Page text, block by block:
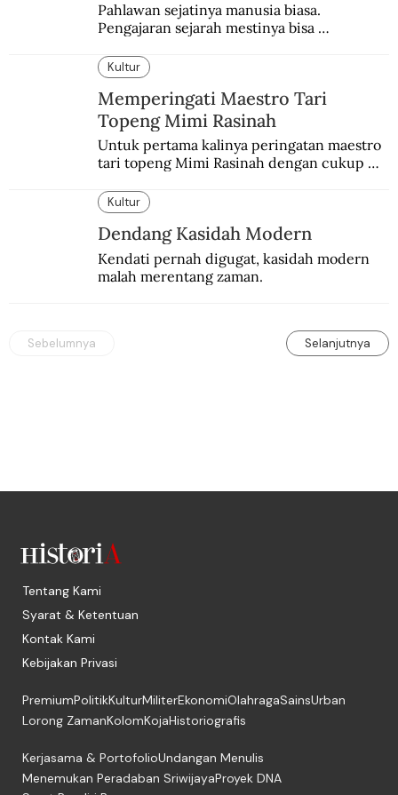
Pahlawan sejatinya manusia biasa.
Pengajaran sejarah mestinya bisa
Kultur
Memperingati Maestro Tari
Topeng Mimi Rasinah
Untuk pertama kalinya peringatan maestro
tari topeng Mimi Rasinah dengan cukup
internasional.
Kultur
Dendang Kasidah Modern
Kendati pernah digugat, kasidah modern
malah merentang zaman.
Sebelumnya Selanjutnya
Tentang Kami
Syarat & Ketentuan
Kontak Kami
Kebijakan Privasi
PremiumPolitikKulturMiliterEkonomiOlahragaSainsUrban
Lorong ZamanKolomKojaHistoriografis
Kerjasama & PortofolioUndangan Menulis
Menemukan Peradaban SriwijayaProyek DNA